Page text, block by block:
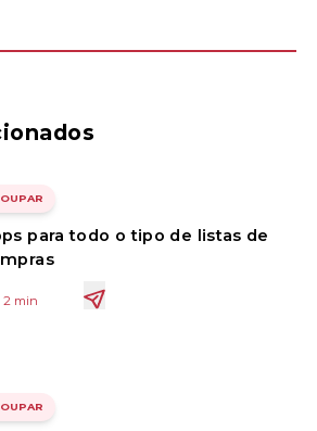
para todo o tipo de listas de
2 min